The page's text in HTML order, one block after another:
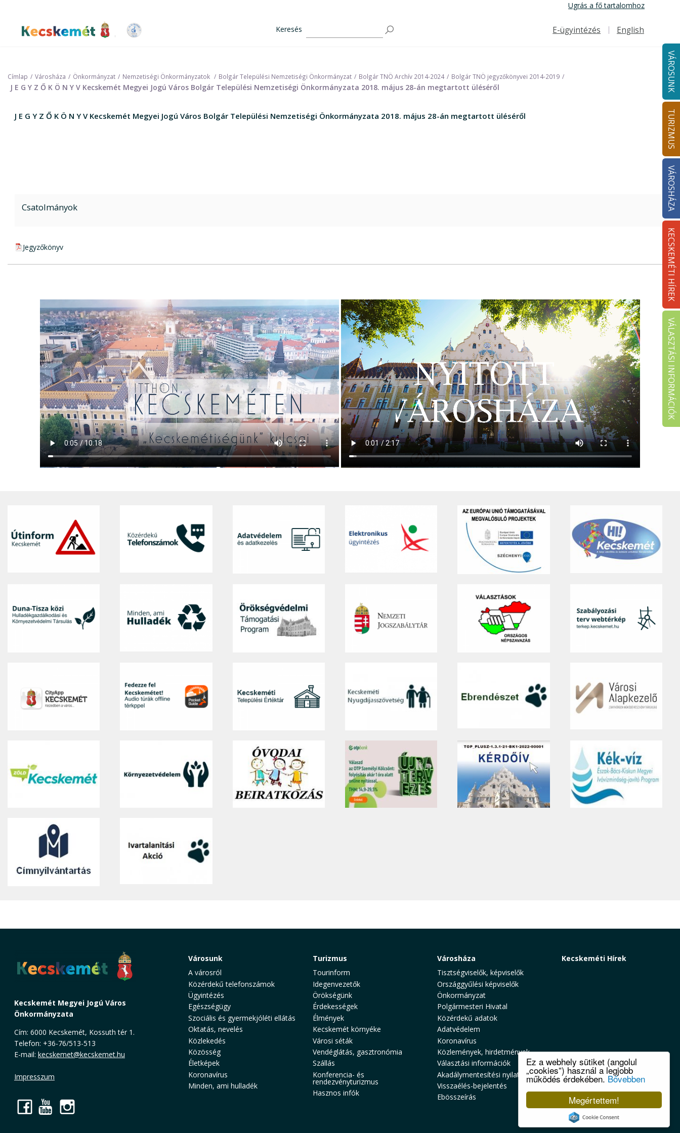
Megértettem!
Ez a webhely sütiket (angolul
„cookies”) használ a legjobb
működés érdekében. Bővebben
Cookie Consent plugin for the EU cookie law
tartalomra
Ugrás a fő tartalomhoz
Kecskemét Város Honlapja
Keresés
Felső navigáció
E-ügyintézés English
VÁROSUNK
TURIZMUS
VÁROSHÁZA
KECSKEMÉTI HÍREK
VÁLASZTÁSI INFORMÁCIÓK
Címlap Városháza Önkormányzat Nemzetiségi Önkormányzatok Bolgár Települési Nemzetiségi Önkormányzat Bolgár TNÖ Archív 2014-2024 Bolgár TNÖ jegyzőkönyvei 2014-2019
J E G Y Z Ő K Ö N Y V Kecskemét Megyei Jogú Város Bolgár Települési Nemzetiségi Önkormányzata 2018. május 28-án megtartott üléséről
J E G Y Z Ő K Ö N Y V Kecskemét Megyei Jogú Város Bolgár Települési Nemzetiségi Önkormányzata 2018. május 28-án megtartott üléséről
Csatolmányok
pdf csatolmány:
Jegyzőkönyv
Kecskemét Megyei Jogú Város
Önkormányzata
Cím: 6000 Kecskemét, Kossuth tér 1.
Telefon: +36-76/513-513
E-mail: kecskemet@kecskemet.hu
Impresszum
Facebook
YouTube
Városunk
A városról
Közérdekű telefonszámok
Ügyintézés
Egészségügy
Szociális és gyermekjóléti ellátás
Oktatás, nevelés
Közlekedés
Közösség
Életképek
Koronavírus
Minden, ami hulladék
Turizmus
Tourinform
Idegenvezetők
Örökségünk
Érdekességek
Élmények
Kecskemét környéke
Városi séták
Vendéglátás, gasztronómia
Szállás
Konferencia- és
rendezvényturizmus
Hasznos infók
Városháza
Tisztségviselők, képviselők
Országgyűlési képviselők
Önkormányzat
Polgármesteri Hivatal
Közérdekű adatok
Adatvédelem
Koronavírus
Közlemények, hirdetmények
Választási információk
Akadálymentesítési nyilatkozat
Visszaélés-bejelentés
Ebösszeírás
Kecskeméti Hírek